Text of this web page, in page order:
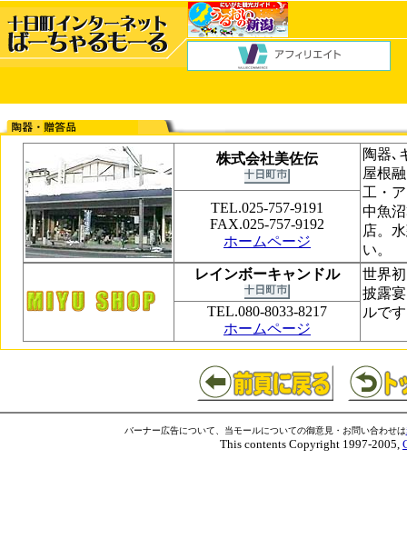
株式会社美佐伝
陶器､
屋根
工・
中魚
店。
い。
TEL.025-757-9191
FAX.025-757-9192
ホームページ
レインボーキャンドル
世界
披露
ルで
TEL.080-8033-8217
ホームページ
バーナー広告について、当モールについての御意見・お問い合わせは
This contents Copyright 1997-2005,